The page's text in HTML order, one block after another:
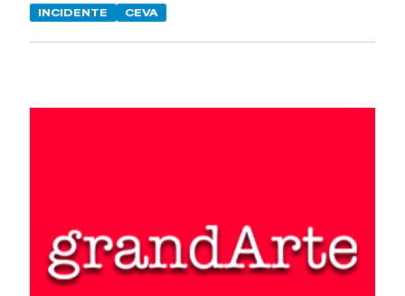
INCIDENTE CEVA